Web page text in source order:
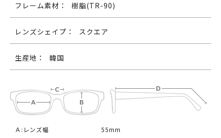
フレーム素材： 樹脂(TR-90)
レンズシェイプ： スクエア
生産地： 韓国
Ａ:レンズ幅 55mm